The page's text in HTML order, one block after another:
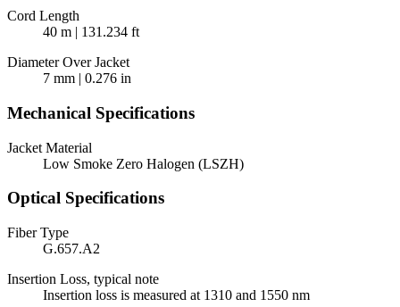
Cord Length
40 m | 131.234 ft
Diameter Over Jacket
7 mm | 0.276 in
Mechanical Specifications
Jacket Material
Low Smoke Zero Halogen (LSZH)
Optical Specifications
Fiber Type
G.657.A2
Insertion Loss, typical note
Insertion loss is measured at 1310 and 1550 nm